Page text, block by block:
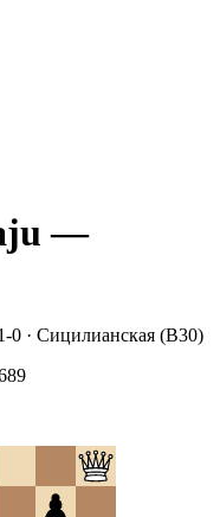
—
0 · Сицилианская (B30)